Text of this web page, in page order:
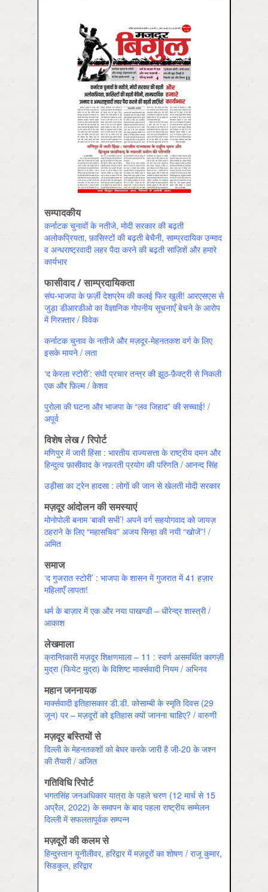
सम्पादकीय
कर्नाटक चुनावों के नतीजे, मोदी सरकार की बढ़ती
अलोकप्रियता, फ़ासिस्टों की बढ़ती बेचैनी, साम्प्रदायिक उन्माद
व अन्धराष्ट्रवादी लहर पैदा करने की बढ़ती साज़िशें और हमारे
कार्यभार
फासीवाद / साम्‍प्रदायिकता
संघ-भाजपा के फ़र्ज़ी देशप्रेम की कलई फिर खुली! आरएसएस से
जुड़ा डीआरडीओ का वैज्ञानिक गोपनीय सूचनाएँ बेचने के आरोप
में गिरफ़्तार / विवेक
कर्नाटक चुनाव के नतीजे और मज़दूर-मेहनतकश वर्ग के लिए
इसके मायने / लता
‘द केरला स्टोरी’: संघी प्रचार तन्त्र की झूठ-फ़ैक्ट्री से निकली
एक और फ़िल्म / केशव
पुरोला की घटना और भाजपा के “लव जिहाद” की सच्चाई! /
अपूर्व
विशेष लेख / रिपोर्ट
मणिपुर में जारी हिंसा : भारतीय राज्यसत्ता के राष्ट्रीय दमन और
हिन्दुत्व फ़ासीवाद के नफ़रती प्रयोग की परिणति / आनन्‍द सिंह
उड़ीसा का ट्रेन हादसा : लोगों की जान से खेलती मोदी सरकार
मज़दूर आंदोलन की समस्याएं
मोनोपोली बनाम ‘बाकी सभी’! अपने वर्ग सहयोगवाद को जायज़
ठहराने के लिए “महासचिव” अजय सिन्हा की नयी “खोजें”! /
अमित
समाज
‘द गुजरात स्टोरी’ : भाजपा के शासन में गुजरात में 41 हज़ार
महिलाएँ लापता!
धर्म के बाज़ार में एक और नया पाखण्डी – धीरेन्द्र शास्त्री /
आकाश
लेखमाला
क्रान्तिकारी मज़दूर शिक्षणमाला – 11 : स्वर्ण असमर्थित कागज़ी
मुद्रा (फियेट मुद्रा) के विशिष्ट मार्क्सवादी नियम / अभिनव
महान जननायक
मार्क्सवादी इतिहासकार डी.डी. कोसाम्बी के स्मृति दिवस (29
जून) पर – मज़दूरों को इतिहास क्यों जानना चाहिए? / वारुणी
मज़दूर बस्तियों से
दिल्ली के मेहनतकशों को बेघर करके जारी है जी-20 के जश्न
की तैयारी / अजित
गतिविधि रिपोर्ट
भगतसिंह जनअधिकार यात्रा के पहले चरण (12 मार्च से 15
अप्रैल, 2022) के समापन के बाद पहला राष्ट्रीय सम्मेलन
दिल्ली में सफलतापूर्वक सम्पन्न
मज़दूरों की कलम से
हिन्दुस्तान यूनीलीवर, हरिद्वार में मज़दूरों का शोषण / राजू कुमार,
सिडकुल, हरिद्वार